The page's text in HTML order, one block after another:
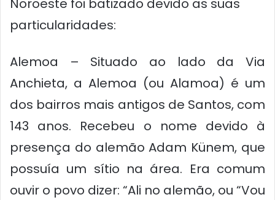
Noroeste foi batizado devido as suas
particularidades:
Alemoa – Situado ao lado da Via
Anchieta, a Alemoa (ou Alamoa) é um
dos bairros mais antigos de Santos, com
143 anos. Recebeu o nome devido à
presença do alemão Adam Künem, que
possuía um sítio na área. Era comum
ouvir o povo dizer: “Ali no alemão, ou “Vou